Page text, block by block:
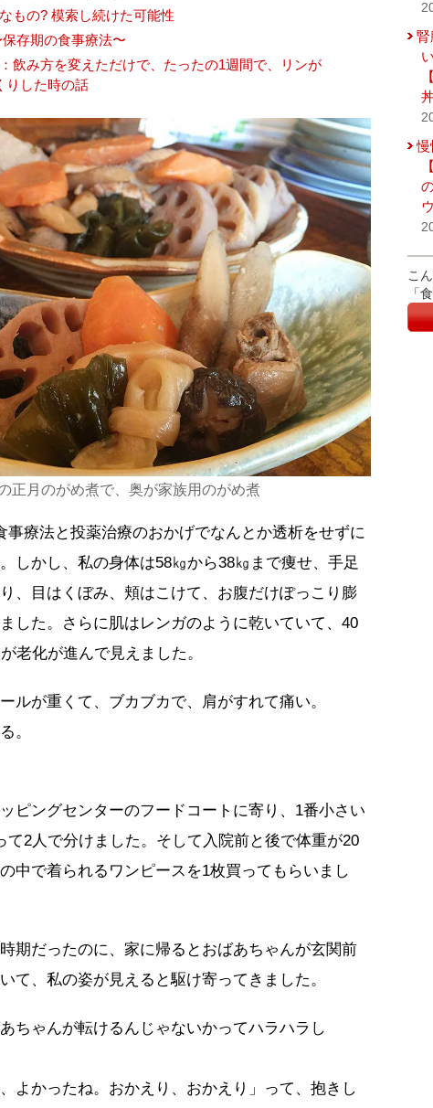
もの? 模索し続けた可能性
保存期の食事療法〜
飲み方を変えただけで、たったの1週間で、リンが
りした時の話
正月のがめ煮で、奥が家族用のがめ煮
事療法と投薬治療のおかげでなんとか透析をせずに
しかし、私の身体は58㎏から38㎏まで痩せ、手足
、目はくぼみ、頬はこけて、お腹だけぽっこり膨
した。さらに肌はレンガのように乾いていて、40
老化が進んで見えました。
ルが重くて、ブカブカで、肩がすれて痛い。
。
ピングセンターのフードコートに寄り、1番小さい
て2人で分けました。そして入院前と後で体重が20
中で着られるワンピースを1枚買ってもらいまし
期だったのに、家に帰るとおばあちゃんが玄関前
て、私の姿が見えると駆け寄ってきました。
ちゃんが転けるんじゃないかってハラハラし
よかったね。おかえり、おかえり」って、抱きし
腎
慢
こ
「